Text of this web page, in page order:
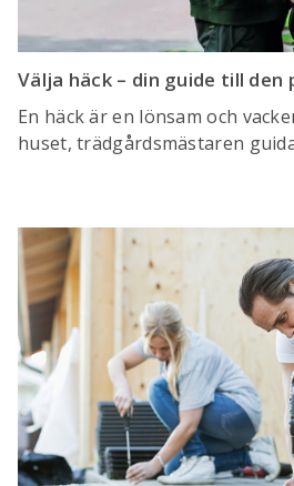
Välja häck – din guide till
En häck är en lönsam och
huset, trädgårdsmästaren